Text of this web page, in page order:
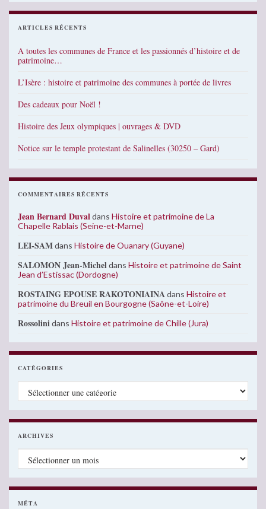
ARTICLES RÉCENTS
A toutes les communes de France et les passionnés d’histoire et de
patrimoine…
L’Isère : histoire et patrimoine des communes à portée de livres
Des cadeaux pour Noël !
Histoire des Jeux olympiques | ouvrages & DVD
Notice sur le temple protestant de Salinelles (30250 – Gard)
COMMENTAIRES RÉCENTS
Jean Bernard Duvaldans Histoire et patrimoine de La
Chapelle Rablais (Seine-et-Marne)
LEI-SAMdans Histoire de Ouanary (Guyane)
SALOMON Jean-Micheldans Histoire et patrimoine de Saint
Jean d’Estissac (Dordogne)
ROSTAING EPOUSE RAKOTONIAINAdans Histoire et
patrimoine du Breuil en Bourgogne (Saône-et-Loire)
Rossolinidans Histoire et patrimoine de Chille (Jura)
CATÉGORIES
Catégories
ARCHIVES
Archives
MÉTA